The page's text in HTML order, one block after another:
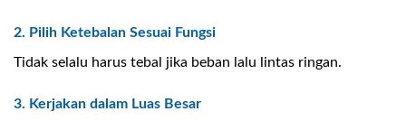
2. Pilih Ketebalan Sesuai Fungsi
Tidak selalu harus tebal jika beban lalu lintas ringan.
3. Kerjakan dalam Luas Besar